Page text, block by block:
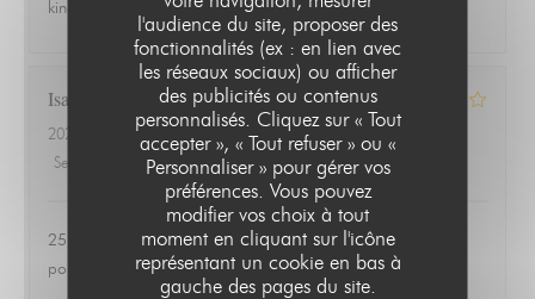
l'audience du site, proposer des
fonctionnalités (ex : en lien avec
les réseaux sociaux) ou afficher
des publicités ou contenus
personnalisés. Cliquez sur « Tout
accepter », « Tout refuser » ou «
Personnaliser » pour gérer vos
préférences. Vous pouvez
modifier vos choix à tout
moment en cliquant sur l'icône
représentant un cookie en bas à
gauche des pages du site.
kind of place you remember and go back to.
Isabelle
2026-06-24
- 20:00 - Couverts 3
Service
Ambiance: 1/5 Cuisine: 1/5 Qualité / Prix
25 euros une salade de tomates avec 3 petits morceaux de
poulet 😱